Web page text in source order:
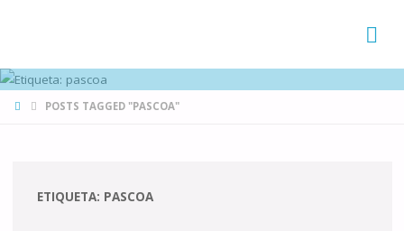
HOMEPOSTS TAGGED "PASCOA"
ETIQUETA: PASCOA